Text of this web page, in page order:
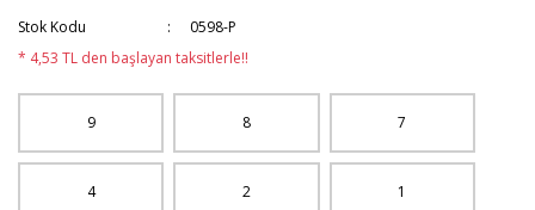
Stok Kodu
0598-P
* 4,53 TL den başlayan taksitlerle!!
9 8 7
4 2 1